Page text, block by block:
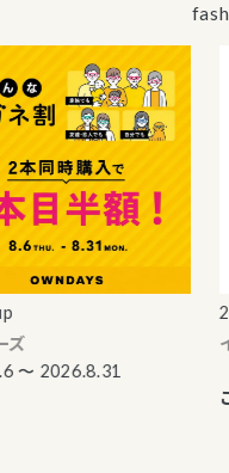
2026.8.31
イー
【
ご